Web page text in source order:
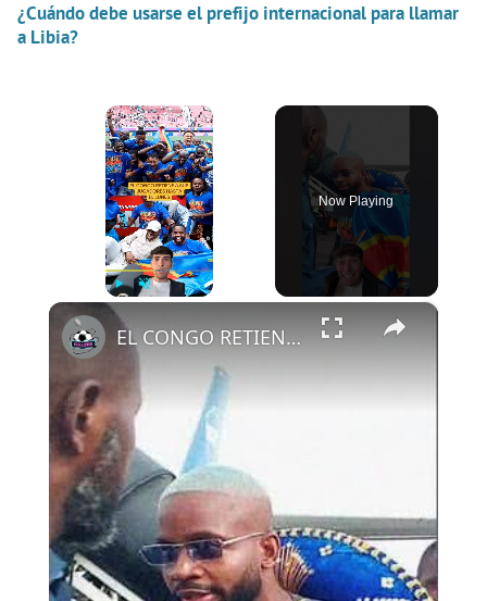
¿Cuándo debe usarse el prefijo internacional para llamar
a Libia?
×
Now Playing
×
EL CONGO RETIENE A SUS JUGADORES HASTA EL LUNES